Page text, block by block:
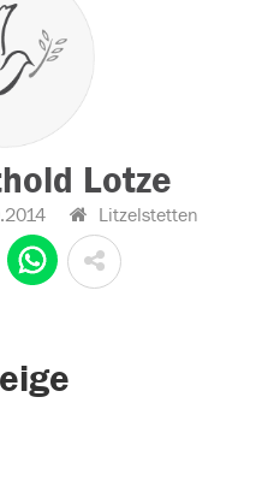
Lotze
Litzelstetten